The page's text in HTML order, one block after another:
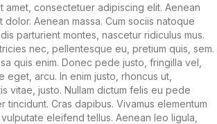
amet, consectetuer adipiscing elit. Aenean
Aenean massa. Cum sociis natoque
parturient montes, nascetur ridiculus mus.
nec, pellentesque eu, pretium quis, sem.
quis enim. Donec pede justo, fringilla vel,
eget, arcu. In enim justo, rhoncus ut,
vitae, justo. Nullam dictum felis eu pede
tincidunt. Cras dapibus. Vivamus elementum
eleifend tellus. Aenean leo ligula,